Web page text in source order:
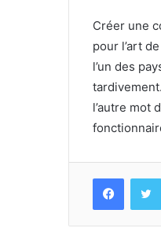
Créer une
pour l’art
l’un des
l’autre mot